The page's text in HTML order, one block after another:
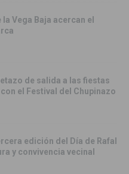
Vega Baja acercan el
de salida a las fiestas
el Festival del Chupinazo
edición del Día de Rafal
y convivencia vecinal